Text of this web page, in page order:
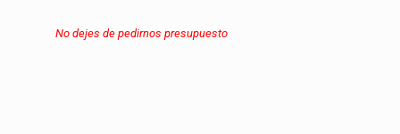
No dejes de pedirnos presupuesto